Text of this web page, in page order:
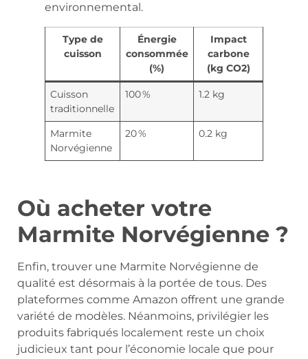
Type de
cuisson
Énergie
consommée
(%)
Impact
carbone
(kg CO2)
Cuisson
traditionnelle
100 % 1.2 kg
Marmite
Norvégienne
20 % 0.2 kg
Où acheter votre
Marmite Norvégienne ?
Enfin, trouver une Marmite Norvégienne de
qualité est désormais à la portée de tous. Des
plateformes comme Amazon offrent une grande
variété de modèles. Néanmoins, privilégier les
produits fabriqués localement reste un choix
judicieux tant pour l’économie locale que pour